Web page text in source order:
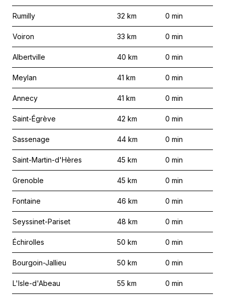
Rumilly 32 km 0 min
Voiron 33 km 0 min
Albertville 40 km 0 min
Meylan 41 km 0 min
Annecy 41 km 0 min
Saint-Égrève 42 km 0 min
Sassenage 44 km 0 min
Saint-Martin-d'Hères 45 km 0 min
Grenoble 45 km 0 min
Fontaine 46 km 0 min
Seyssinet-Pariset 48 km 0 min
Échirolles 50 km 0 min
Bourgoin-Jallieu 50 km 0 min
L'Isle-d'Abeau 55 km 0 min